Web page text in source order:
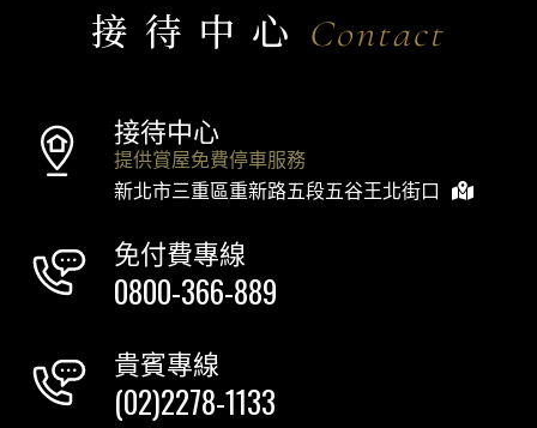
接待中心 Contact
接待中心
提供賞屋免費停車服務
新北市三重區重新路五段五谷王北街口
免付費專線
0800-366-889
貴賓專線
(02)2278-1133